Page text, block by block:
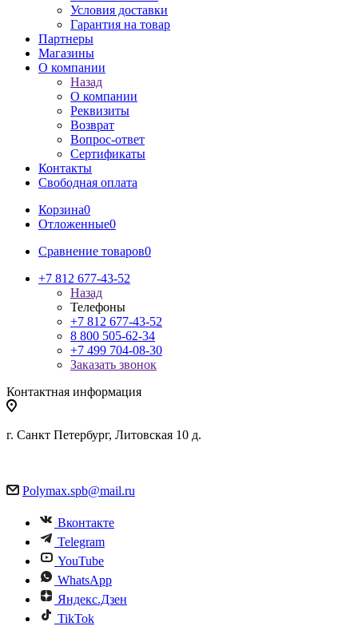
Условия доставки
Гарантия на товар
Партнеры
Магазины
О компании
Назад
О компании
Реквизиты
Возврат
Вопрос-ответ
Сертификаты
Контакты
Свободная оплата
Корзина0
Отложенные0
Сравнение товаров0
+7 812 677-43-52
Назад
Телефоны
+7 812 677-43-52
8 800 505-62-34
+7 499 704-08-30
Заказать звонок
Контактная информация
г. Санкт Петербург, Литовская 10 д.
Polymax.spb@mail.ru
Вконтакте
Telegram
YouTube
WhatsApp
Яндекс.Дзен
TikTok